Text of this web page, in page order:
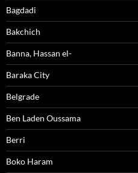
Bagdadi
Bakchich
Banna, Hassan el-
Baraka City
Belgrade
Ben Laden Oussama
Berri
Boko Haram